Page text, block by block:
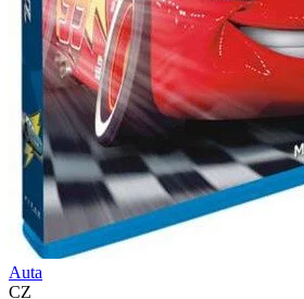
Auta
CZ